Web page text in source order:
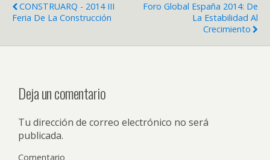
CONSTRUARQ - 2014 III
Feria De La Construcción
Foro Global España 2014: De
La Estabilidad Al
Crecimiento
Deja un comentario
Tu dirección de correo electrónico no será
publicada.
Comentario